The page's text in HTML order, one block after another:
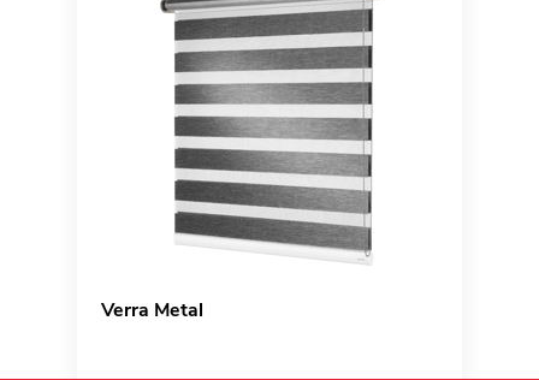
Verra Metal